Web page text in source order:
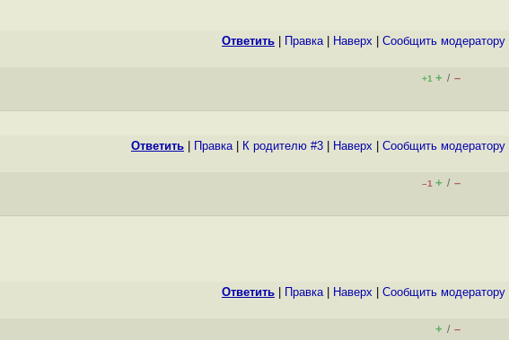
Ответить Правка| Наверх Cообщить модератору
+1 + / –
Ответить Правка| К родителю #3 Наверх Cообщить модератору
–1 + / –
Ответить Правка| Наверх Cообщить модератору
+ / –